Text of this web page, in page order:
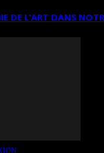
DE L’ART DANS